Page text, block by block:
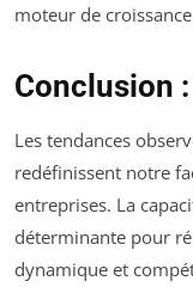
moteur de
Conclusion
Les tendances
redéfinissent notre
entreprises. La
déterminante pour
dynamique et